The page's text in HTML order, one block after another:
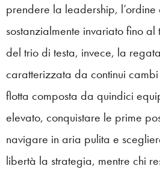
prendere la leadership,
sostanzialmente invariato fino
del trio di testa, invece, la
caratterizzata da continui
flotta composta da quindici
elevato, conquistare le prime
navigare in aria pulita e
libertà la strategia, mentre chi